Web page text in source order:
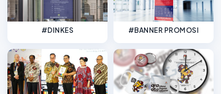
#DINKES #BANNER PROMOSI